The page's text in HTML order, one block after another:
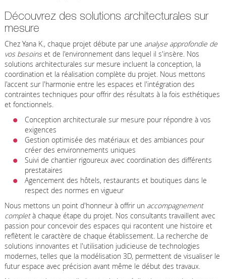
Découvrez des solutions architecturales sur
mesure
Chez Yana K., chaque projet débute par une analyse approfondie de
vos besoinset de l'environnement dans lequel il s'insère. Nos
solutions architecturales sur mesure incluent la conception, la
coordination et la réalisation complète du projet. Nous mettons
l'accent sur l'harmonie entre les espaces et l'intégration des
contraintes techniques pour offrir des résultats à la fois esthétiques
et fonctionnels.
Conception architecturale sur mesure pour répondre à vos
exigences
Gestion optimisée des matériaux et des ambiances pour
créer des environnements uniques
Suivi de chantier rigoureux avec coordination des différents
prestataires
Agencement des hôtels, restaurants et boutiques dans le
respect des normes en vigueur
Nous mettons un point d'honneur à offrir un accompagnement
completà chaque étape du projet. Nos consultants travaillent avec
passion pour concevoir des espaces qui racontent une histoire et
reflètent le caractère de chaque établissement. La recherche de
solutions innovantes et l'utilisation judicieuse de technologies
modernes, telles que la modélisation 3D, permettent de visualiser le
futur espace avec précision avant même le début des travaux.